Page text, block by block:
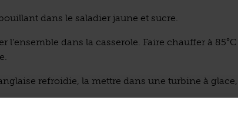
dans le saladier jaune et sucre.
l’ensemble dans la casserole. Faire chauffer à
refroidie, la mettre dans une turbine à